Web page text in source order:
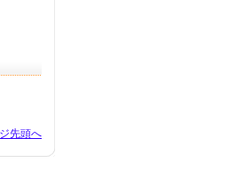
先頭へ